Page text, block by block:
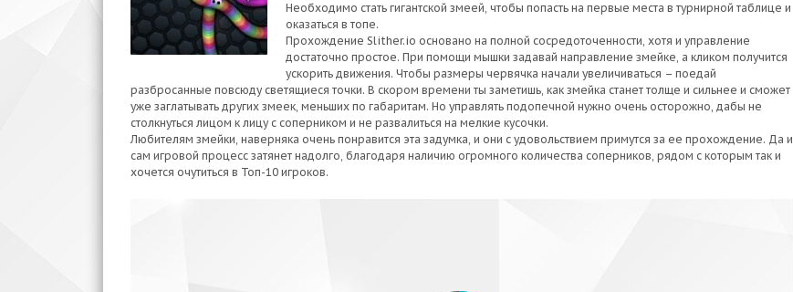
Необходимо стать гигантской змеей, чтобы попасть на первые места в турнирной таблице и
оказаться в топе.
Прохождение Slither.io основано на полной сосредоточенности, хотя и управление
достаточно простое. При помощи мышки задавай направление змейке, а кликом получится
ускорить движения. Чтобы размеры червячка начали увеличиваться – поедай
разбросанные повсюду светящиеся точки. В скором времени ты заметишь, как змейка станет толще и сильнее и сможет
уже заглатывать других змеек, меньших по габаритам. Но управлять подопечной нужно очень осторожно, дабы не
столкнуться лицом к лицу с соперником и не развалиться на мелкие кусочки.
Любителям змейки, наверняка очень понравится эта задумка, и они с удовольствием примутся за ее прохождение. Да и
сам игровой процесс затянет надолго, благодаря наличию огромного количества соперников, рядом с которым так и
хочется очутиться в Топ-10 игроков.